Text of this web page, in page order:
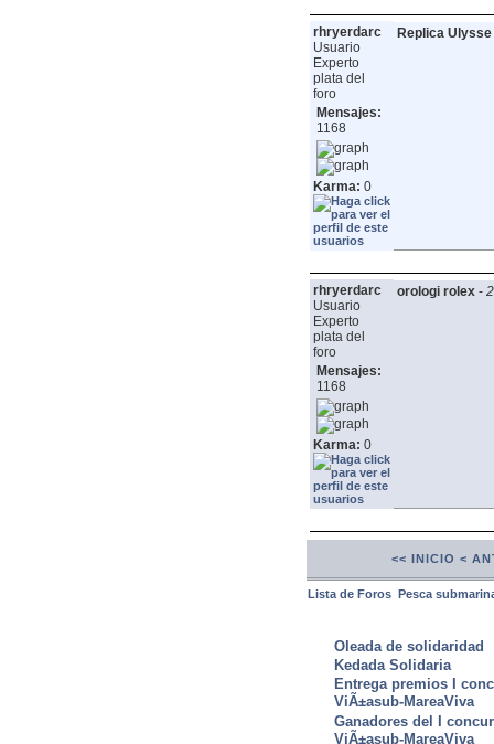
rhryerdarc
Usuario
Experto
plata del
foro
Mensajes:
1168
Karma: 0
Replica
rhryerdarc
Usuario
Experto
plata del
foro
Mensajes:
1168
Karma: 0
orologi rolex-
<< INICIO <
Lista de Foros Pesca
Oleada de solidaridad
Kedada Solidaria
Entrega premios I
ViÃ±asub-MareaViva
Ganadores del I
ViÃ±asub-MareaViva